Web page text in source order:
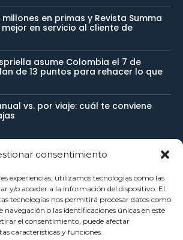
consentimiento
experiencias, utilizamos tecnologías como las
y/o acceder a la información del dispositivo. El
tecnologías nos permitirá procesar datos como
o las identificaciones únicas en este
el consentimiento, puede afectar
características y funciones.
millones en primas y Revista Summa
en servicio al cliente de
asume Colombia el 7 de
de 13 puntos para rehacer lo que
vs. por viaje: cuál te conviene
directamente en su buzón de
conectado.